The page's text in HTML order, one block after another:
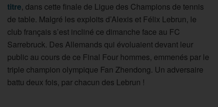
titre, dans cette finale de Ligue des Champions de tennis
de table. Malgré les exploits d’Alexis et Félix Lebrun, le
club français s’est incliné ce dimanche face au FC
Sarrebruck. Des Allemands qui évoluaient devant leur
public au cours de ce Final Four hommes, emmenés par le
triple champion olympique Fan Zhendong. Un adversaire
battu deux fois, par chacun des Lebrun !